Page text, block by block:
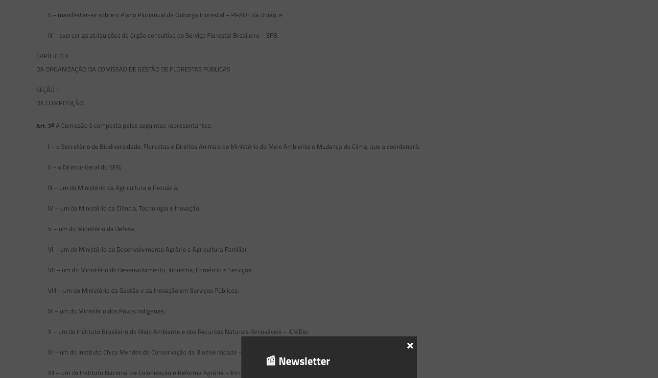
II – manifestar-se sobre o Plano Plurianual de Outorga Florestal – PPAOF da União; e
III – exercer as atribuições de órgão consultivo do Serviço Florestal Brasileiro – SFB.
CAPÍTULO II
DA ORGANIZAÇÃO DA COMISSÃO DE GESTÃO DE FLORESTAS PÚBLICAS
SEÇÃO I
DA COMPOSIÇÃO
Art. 2o A Comissão é composta pelos seguintes representantes:
I – o Secretário de Biodiversidade, Florestas e Direitos Animais do Ministério do Meio Ambiente e Mudança do Clima, que a coordenará;
II – o Diretor-Geral do SFB;
III – um do Ministério da Agricultura e Pecuária;
IV – um do Ministério da Ciência, Tecnologia e Inovação;
V – um do Ministério da Defesa;
VI – um do Ministério do Desenvolvimento Agrário e Agricultura Familiar;
VII – um do Ministério do Desenvolvimento, Indústria, Comércio e Serviços;
VIII – um do Ministério da Gestão e da Inovação em Serviços Públicos;
IX – um do Ministério dos Povos Indígenas;
X – um do Instituto Brasileiro do Meio Ambiente e dos Recursos Naturais Renováveis – ICMBio;
XI – um do Instituto Chico Mendes de Conservação da Biodiversidade – Instituto Chico Mendes;
XII – um do Instituto Nacional de Colonização e Reforma Agrária – Incra;
📰 Newsletter
×